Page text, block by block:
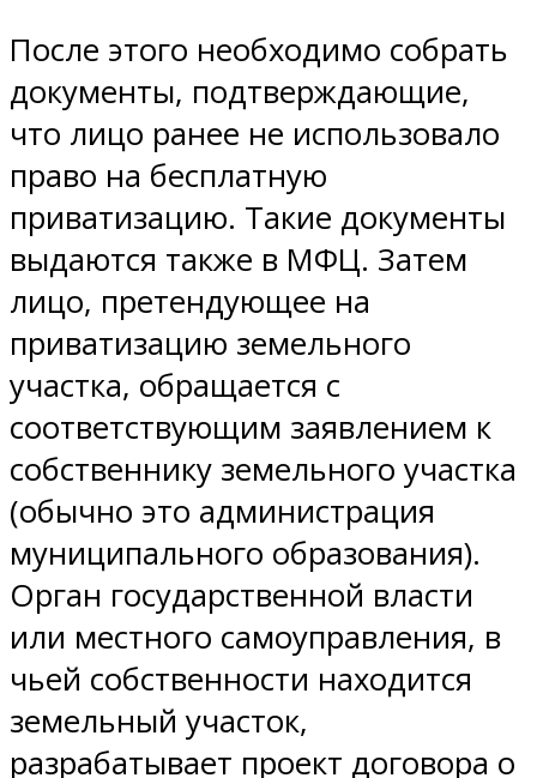
После этого необходимо собрать
документы, подтверждающие,
что лицо ранее не использовало
право на бесплатную
приватизацию. Такие документы
выдаются также в МФЦ. Затем
лицо, претендующее на
приватизацию земельного
участка, обращается с
соответствующим заявлением к
собственнику земельного участка
(обычно это администрация
муниципального образования).
Орган государственной власти
или местного самоуправления, в
чьей собственности находится
земельный участок,
разрабатывает проект договора о